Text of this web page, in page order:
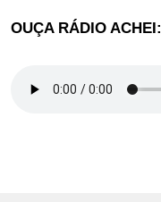
OUÇA RÁDIO ACHEI: